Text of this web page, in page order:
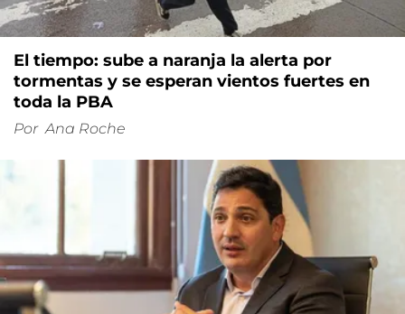
El tiempo: sube a naranja la alerta por
tormentas y se esperan vientos fuertes en
toda la PBA
Por Ana Roche